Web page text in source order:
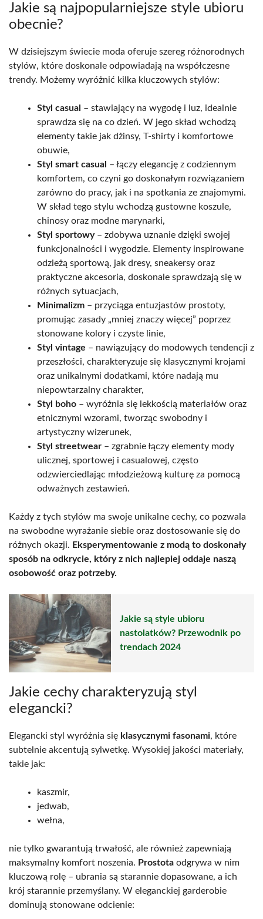
Jakie są najpopularniejsze style ubioru
obecnie?
W dzisiejszym świecie moda oferuje szereg różnorodnych
stylów, które doskonale odpowiadają na współczesne
trendy. Możemy wyróżnić kilka kluczowych stylów:
Styl casual – stawiający na wygodę i luz, idealnie
sprawdza się na co dzień. W jego skład wchodzą
elementy takie jak dżinsy, T-shirty i komfortowe
obuwie,
Styl smart casual – łączy elegancję z codziennym
komfortem, co czyni go doskonałym rozwiązaniem
zarówno do pracy, jak i na spotkania ze znajomymi.
W skład tego stylu wchodzą gustowne koszule,
chinosy oraz modne marynarki,
Styl sportowy– zdobywa uznanie dzięki swojej
funkcjonalności i wygodzie. Elementy inspirowane
odzieżą sportową, jak dresy, sneakersy oraz
praktyczne akcesoria, doskonale sprawdzają się w
różnych sytuacjach,
Minimalizm – przyciąga entuzjastów prostoty,
promując zasady „mniej znaczy więcej” poprzez
stonowane kolory i czyste linie,
Styl vintage – nawiązujący do modowych tendencji z
przeszłości, charakteryzuje się klasycznymi krojami
oraz unikalnymi dodatkami, które nadają mu
niepowtarzalny charakter,
Styl boho – wyróżnia się lekkością materiałów oraz
etnicznymi wzorami, tworząc swobodny i
artystyczny wizerunek,
Styl streetwear – zgrabnie łączy elementy mody
ulicznej, sportowej i casualowej, często
odzwierciedlając młodzieżową kulturę za pomocą
odważnych zestawień.
Każdy z tych stylów ma swoje unikalne cechy, co pozwala
na swobodne wyrażanie siebie oraz dostosowanie się do
różnych okazji. Eksperymentowanie z modą to doskonały
sposób na odkrycie, który z nich najlepiej oddaje naszą
osobowość oraz potrzeby.
Jakie są style ubioru
nastolatków? Przewodnik po
trendach 2024
Jakie cechy charakteryzują styl
elegancki?
Elegancki styl wyróżnia się klasycznymi fasonami, które
subtelnie akcentują sylwetkę. Wysokiej jakości materiały,
takie jak:
kaszmir,
jedwab,
wełna,
nie tylko gwarantują trwałość, ale również zapewniają
maksymalny komfort noszenia. Prostota odgrywa w nim
kluczową rolę – ubrania są starannie dopasowane, a ich
krój starannie przemyślany. W eleganckiej garderobie
dominują stonowane odcienie: